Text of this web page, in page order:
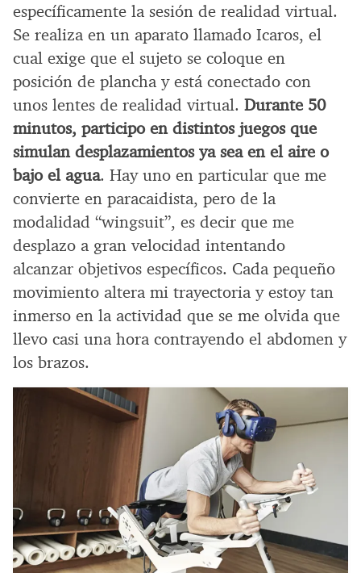
específicamente la sesión de realidad virtual.
Se realiza en un aparato llamado Icaros, el
cual exige que el sujeto se coloque en
posición de plancha y está conectado con
unos lentes de realidad virtual. Durante 50
minutos, participo en distintos juegos que
simulan desplazamientos ya sea en el aire o
bajo el agua. Hay uno en particular que me
convierte en paracaidista, pero de la
modalidad “wingsuit”, es decir que me
desplazo a gran velocidad intentando
alcanzar objetivos específicos. Cada pequeño
movimiento altera mi trayectoria y estoy tan
inmerso en la actividad que se me olvida que
llevo casi una hora contrayendo el abdomen y
los brazos.